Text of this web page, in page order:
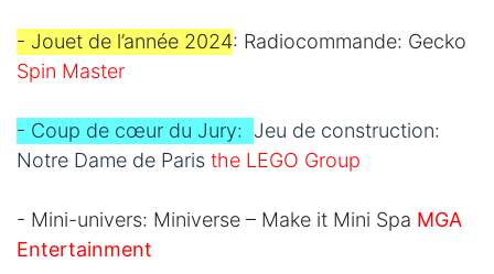
- Jouet de l’année 2024: Radiocommande: Gecko
Spin Master
- Coup de cœur du Jury: Jeu de construction:
Notre Dame de Paris the LEGO Group
- Mini-univers: Miniverse – Make it Mini Spa MGA
Entertainment